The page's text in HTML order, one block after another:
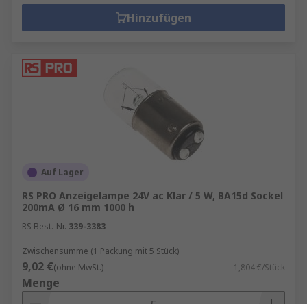
Hinzufügen
Auf Lager
RS PRO Anzeigelampe 24V ac Klar / 5 W, BA15d Sockel
200mA Ø 16 mm 1000 h
RS Best.-Nr. 339-3383
Zwischensumme (1 Packung mit 5 Stück)
9,02 €(ohne MwSt.) 1,804 €/Stück
Menge